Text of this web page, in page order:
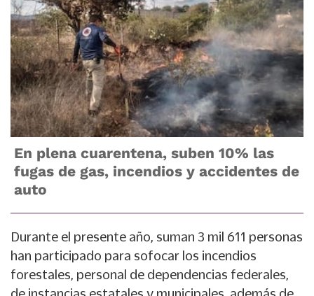
En plena cuarentena, suben 10% las
fugas de gas, incendios y accidentes de
auto
Durante el presente año, suman 3 mil 611 personas
han participado para sofocar los incendios
forestales, personal de dependencias federales,